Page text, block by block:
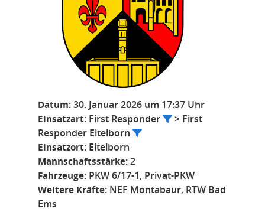
Datum:30. Januar 2026 um 17:37 Uhr
Einsatzart: First Responder
> First
Responder Eitelborn
Einsatzort: Eitelborn
Mannschaftsstärke:2
Fahrzeuge: PKW 6/17-1, Privat-PKW
Weitere Kräfte: NEF Montabaur, RTW Bad
Ems